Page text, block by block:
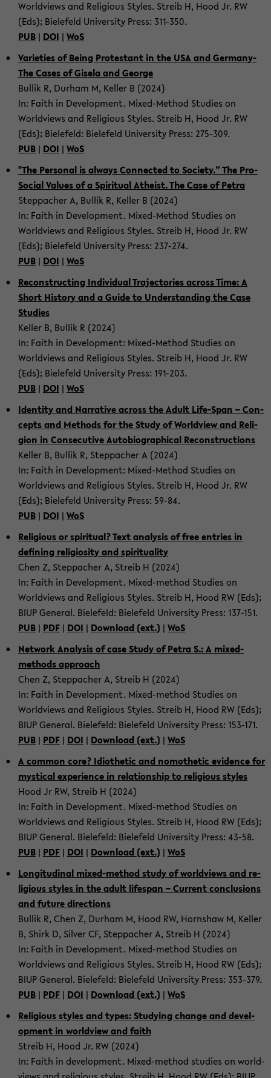
World­views and Re­li­gious Styles. Streib H, Hood Jr. RW
(Eds); Biele­feld Uni­ver­sity Press: 311-​350.
PUB | DOI | WoS
Va­ri­eties of Being Protes­tant in the USA and Germany-​
The Cases of Gisela and George
Bul­lik R, Durham M, Keller B (2024)
In: Faith in De­vel­op­ment. Mixed-​Method Stud­ies on
World­views and Re­li­gious Styles. Streib H, Hood Jr. RW
(Eds); Biele­feld: Biele­feld Uni­ver­sity Press: 275-​309.
PUB | DOI | WoS
"The Per­sonal is al­ways Con­nected to So­ci­ety.” The Pro-​
Social Val­ues of a Spir­i­tual Athe­ist. The Case of Petra
Step­pacher A, Bul­lik R, Keller B (2024)
In: Faith in De­vel­op­ment. Mixed-​Method Stud­ies on
World­views and Re­li­gious Styles. Streib H, Hood Jr. RW
(Eds); Biele­feld Uni­ver­sity Press: 237-​274.
PUB | DOI | WoS
Re­con­struct­ing In­di­vid­ual Tra­jec­to­ries across Time: A
Short His­tory and a Guide to Un­der­stand­ing the Case
Stud­ies
Keller B, Bul­lik R (2024)
In: Faith in De­vel­op­ment: Mixed-​Method Stud­ies on
World­views and Re­li­gious Styles. Streib H, Hood Jr. RW
(Eds); Biele­feld Uni­ver­sity Press: 191-​203.
PUB | DOI | WoS
Iden­tity and Nar­ra­tive across the Adult Life-​Span – Con­
cepts and Meth­ods for the Study of World­view and Re­li­
gion in Con­sec­u­tive Au­to­bi­o­graph­i­cal Re­con­struc­tions
Keller B, Bul­lik R, Step­pacher A (2024)
In: Faith in De­vel­op­ment: Mixed-​Method Stud­ies on
World­views and Re­li­gious Styles. Streib H, Hood Jr. RW
(Eds); Biele­feld Uni­ver­sity Press: 59-84.
PUB | DOI | WoS
Re­li­gious or spir­i­tual? Text analy­sis of free en­tries in
defin­ing re­li­gios­ity and spir­i­tu­al­ity
Chen Z, Step­pacher A, Streib H (2024)
In: Faith in De­vel­op­ment. Mixed-​method Stud­ies on
World­views and Re­li­gious Styles. Streib H, Hood RW (Eds);
BIUP Gen­eral. Biele­feld: Biele­feld Uni­ver­sity Press: 137-​151.
PUB | PDF | DOI | Down­load (ext.) | WoS
Net­work Analy­sis of case Study of Petra S.: A mixed-​
methods ap­proach
Chen Z, Step­pacher A, Streib H (2024)
In: Faith in De­vel­op­ment. Mixed-​method Stud­ies on
World­views and Re­li­gious Styles. Streib H, Hood RW (Eds);
BIUP Gen­eral. Biele­feld: Biele­feld Uni­ver­sity Press: 153-​171.
PUB | PDF | DOI | Down­load (ext.) | WoS
A com­mon core? Id­io­thetic and nomo­thetic ev­i­dence for
mys­ti­cal ex­pe­ri­ence in re­la­tion­ship to re­li­gious styles
Hood Jr RW, Streib H (2024)
In: Faith in De­vel­op­ment. Mixed-​method Stud­ies on
World­views and Re­li­gious Styles. Streib H, Hood RW (Eds);
BIUP Gen­eral. Biele­feld: Biele­feld Uni­ver­sity Press: 43-58.
PUB | PDF | DOI | Down­load (ext.) | WoS
Lon­gi­tu­di­nal mixed-​method study of world­views and re­
li­gious styles in the adult lifes­pan – Cur­rent con­clu­sions
and fu­ture di­rec­tions
Bul­lik R, Chen Z, Durham M, Hood RW, Horn­shaw M, Keller
B, Shirk D, Sil­ver CF, Step­pacher A, Streib H (2024)
In: Faith in De­vel­op­ment. Mixed-​method Stud­ies on
World­views and Re­li­gious Styles. Streib H, Hood RW (Eds);
BIUP Gen­eral. Biele­feld: Biele­feld Uni­ver­sity Press: 353-​379.
PUB | PDF | DOI | Down­load (ext.) | WoS
Re­li­gious styles and types: Study­ing change and de­vel­
op­ment in world­view and faith
Streib H, Hood Jr. RW (2024)
In: Faith in de­vel­op­ment. Mixed-​method stud­ies on world­